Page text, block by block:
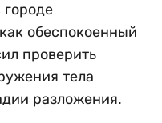
обеспокоенный
проверить
тела
разложения.